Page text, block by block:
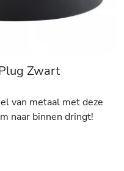
Zwart
van metaal met deze
naar binnen dringt!